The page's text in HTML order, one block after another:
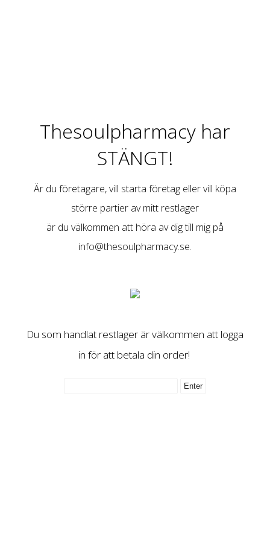
Thesoulpharmacy har
STÄNGT!
Är du företagare, vill starta företag eller vill köpa
större partier av mitt restlager
är du välkommen att höra av dig till mig på
info@thesoulpharmacy.se.
Du som handlat restlager är välkommen att logga
in för att betala din order!